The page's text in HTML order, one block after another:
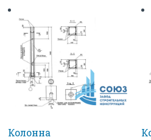
Колонна